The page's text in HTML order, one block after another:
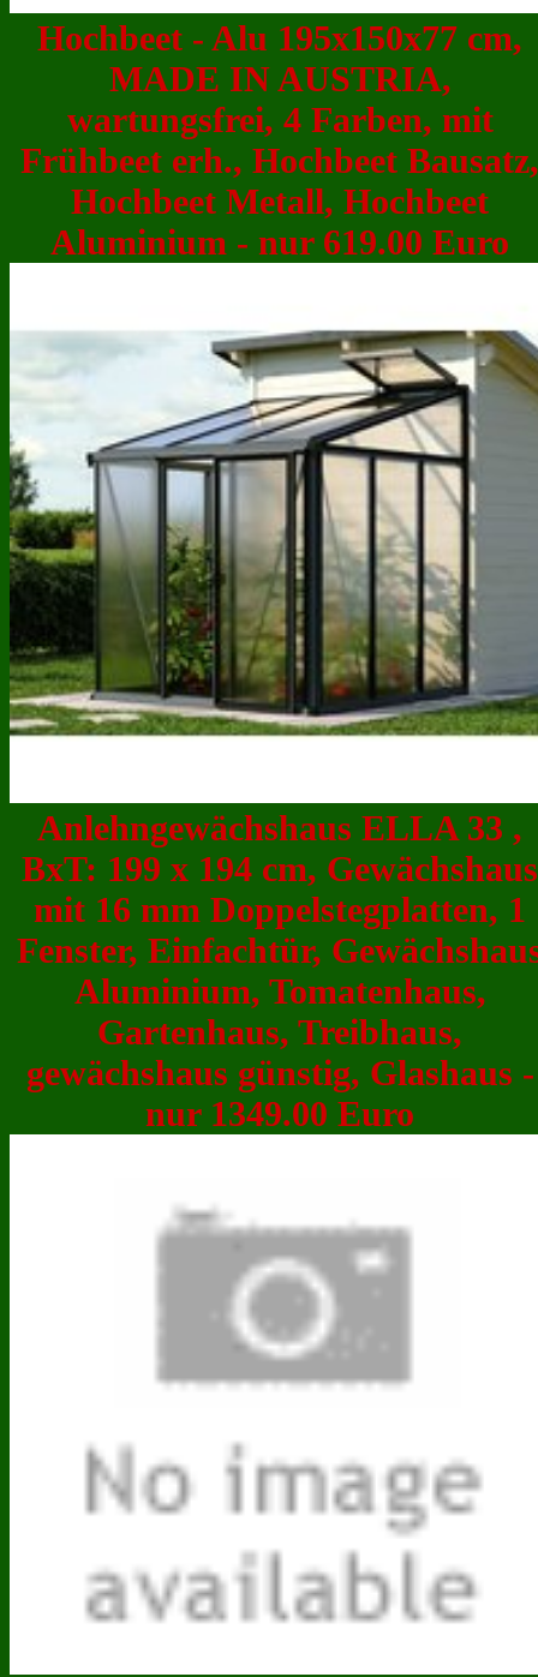
Hochbeet - Alu 195x150x77 cm,
MADE IN AUSTRIA,
wartungsfrei, 4 Farben, mit
Frühbeet erh., Hochbeet Bausatz,
Hochbeet Metall, Hochbeet
Aluminium - nur 619.00 Euro
Anlehngewächshaus ELLA 33 ,
BxT: 199 x 194 cm, Gewächshaus
mit 16 mm Doppelstegplatten, 1
Fenster, Einfachtür,
Aluminium, Tomatenhaus,
Gartenhaus, Treibhaus,
gewächshaus günstig, Glashaus -
nur 1349.00 Euro